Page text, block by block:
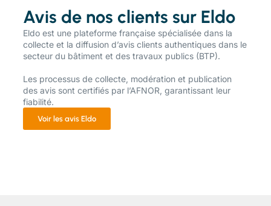
Avis de nos clients sur Eldo
​Eldo est une plateforme française spécialisée dans la
collecte et la diffusion d’avis clients authentiques dans le
secteur du bâtiment et des travaux publics (BTP).
Les processus de collecte, modération et publication
des avis sont certifiés par l’AFNOR, garantissant leur
fiabilité.
Voir les avis Eldo